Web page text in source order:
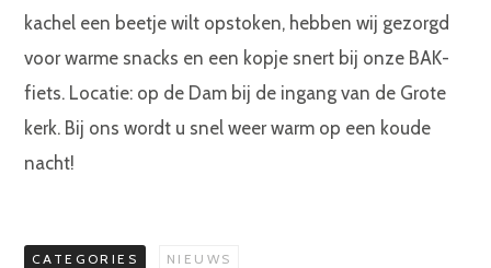
kachel een beetje wilt opstoken, hebben wij gezorgd
voor warme snacks en een kopje snert bij onze BAK-
fiets. Locatie: op de Dam bij de ingang van de Grote
kerk. Bij ons wordt u snel weer warm op een koude
nacht!
CATEGORIES NIEUWS